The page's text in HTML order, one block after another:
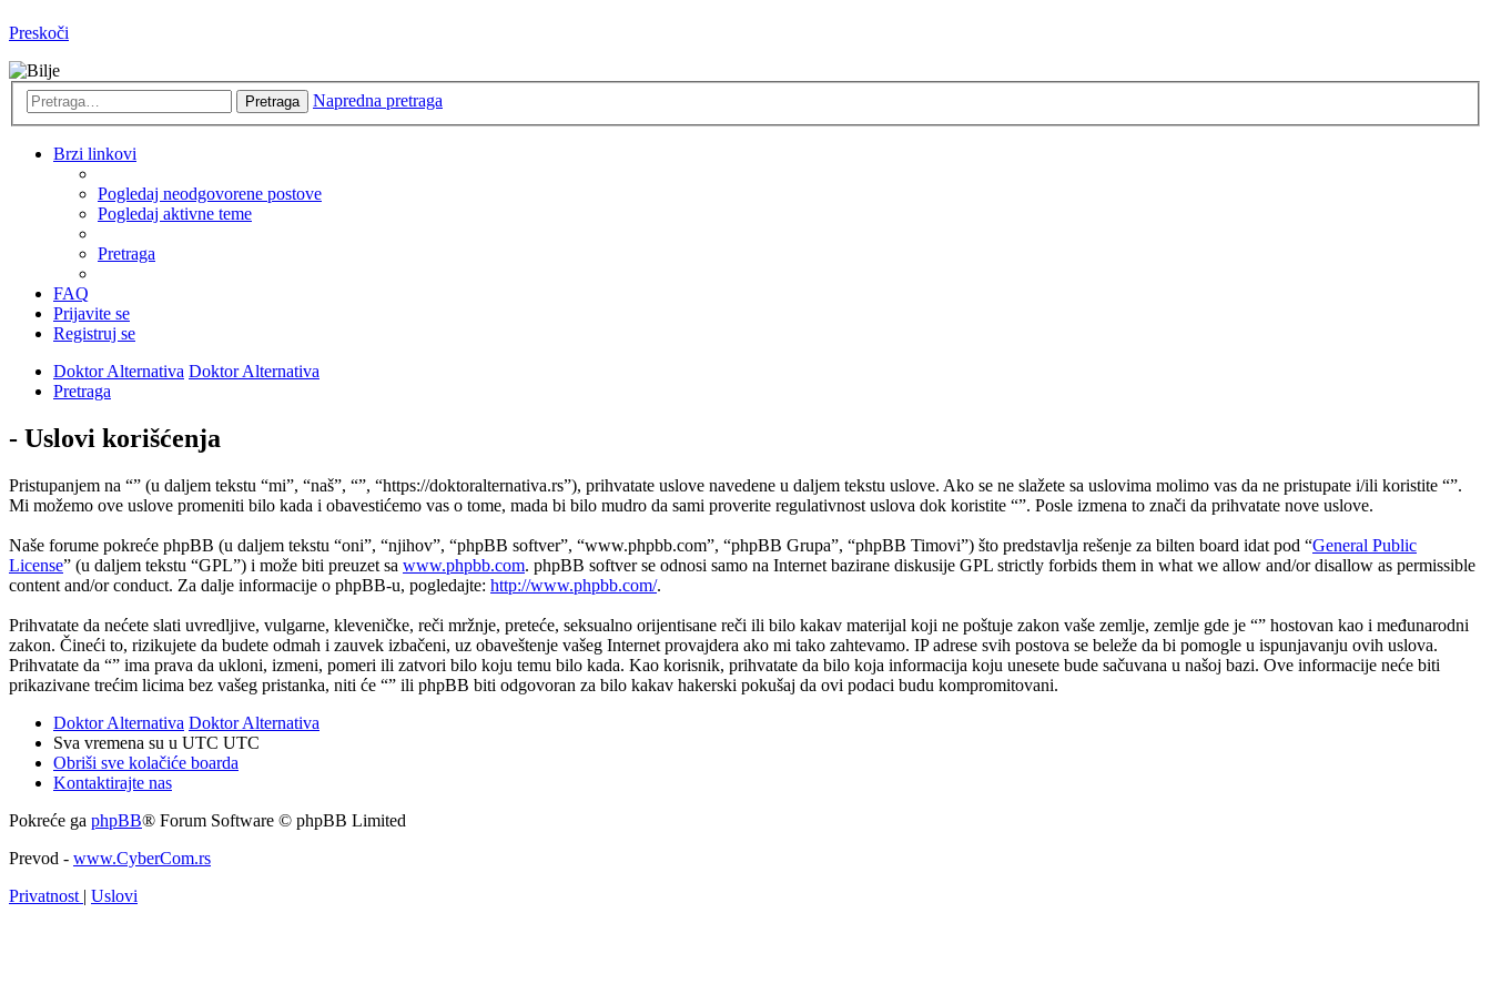
Preskoči
Pretraga Napredna pretraga
Brzi linkovi
Pogledaj neodgovorene postove
Pogledaj aktivne teme
Pretraga
FAQ
Prijavite se
Registruj se
Doktor Alternativa Doktor Alternativa
Pretraga
- Uslovi korišćenja
Pristupanjem na “” (u daljem tekstu “mi”, “naš”, “”, “https://doktoralternativa.rs”), prihvatate uslove navedene u daljem tekstu uslove. Ako se ne slažete sa uslovima molimo vas da ne pristupate i/ili koristite “”.
Mi možemo ove uslove promeniti bilo kada i obavestićemo vas o tome, mada bi bilo mudro da sami proverite regulativnost uslova dok koristite “”. Posle izmena to znači da prihvatate nove uslove.
Naše forume pokreće phpBB (u daljem tekstu “oni”, “njihov”, “phpBB softver”, “www.phpbb.com”, “phpBB Grupa”, “phpBB Timovi”) što predstavlja rešenje za bilten board idat pod “General Public
License” (u daljem tekstu “GPL”) i može biti preuzet sa www.phpbb.com. phpBB softver se odnosi samo na Internet bazirane diskusije GPL strictly forbids them in what we allow and/or disallow as permissible
content and/or conduct. Za dalje informacije o phpBB-u, pogledajte: http://www.phpbb.com/.
Prihvatate da nećete slati uvredljive, vulgarne, kleveničke, reči mržnje, preteće, seksualno orijentisane reči ili bilo kakav materijal koji ne poštuje zakon vaše zemlje, zemlje gde je “” hostovan kao i međunarodni
zakon. Čineći to, rizikujete da budete odmah i zauvek izbačeni, uz obaveštenje vašeg Internet provajdera ako mi tako zahtevamo. IP adrese svih postova se beleže da bi pomogle u ispunjavanju ovih uslova.
Prihvatate da “” ima prava da ukloni, izmeni, pomeri ili zatvori bilo koju temu bilo kada. Kao korisnik, prihvatate da bilo koja informacija koju unesete bude sačuvana u našoj bazi. Ove informacije neće biti
prikazivane trećim licima bez vašeg pristanka, niti će “” ili phpBB biti odgovoran za bilo kakav hakerski pokušaj da ovi podaci budu kompromitovani.
Doktor Alternativa Doktor Alternativa
Sva vremena su u UTC UTC
Obriši sve kolačiće boarda
Kontaktirajte nas
Pokreće ga phpBB® Forum Software © phpBB Limited
Prevod - www.CyberCom.rs
Privatnost | Uslovi